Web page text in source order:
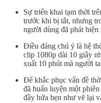
Sự triển khai tạm thời
trước khi bị tắt, nhưng
người dùng đã phát
Điều đáng chú ý là hệ
clip 1080p dài 10 giây
xuất 10 phút mà người
Để khắc phục vấn đề
đã huấn luyện một
đầy hứa hẹn như vẽ lại